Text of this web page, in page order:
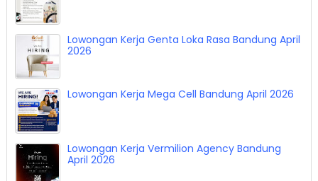
Lowongan Kerja Genta Loka Rasa Bandung April
2026
Lowongan Kerja Mega Cell Bandung April 2026
Lowongan Kerja Vermilion Agency Bandung
April 2026